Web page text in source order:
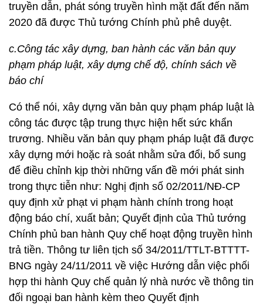
truyền dẫn, phát sóng truyền hình mặt đất đến năm
2020 đã được Thủ tướng Chính phủ phê duyệt.
c.Công tác xây dựng, ban hành các văn bản quy
phạm pháp luật, xây dựng chế độ, chính sách về
báo chí
Có thể nói, xây dựng văn bản quy phạm pháp luật là
công tác được tập trung thực hiện hết sức khẩn
trương. Nhiều văn bản quy phạm pháp luật đã được
xây dựng mới hoặc rà soát nhằm sửa đổi, bổ sung
để điều chỉnh kịp thời những vấn đề mới phát sinh
trong thực tiễn như: Nghị định số 02/2011/NĐ-CP
quy định xử phạt vi phạm hành chính trong hoạt
động báo chí, xuất bản; Quyết định của Thủ tướng
Chính phủ ban hành Quy chế hoạt động truyền hình
trả tiền. Thông tư liên tịch số 34/2011/TTLT-BTTTT-
BNG ngày 24/11/2011 về việc Hướng dẫn việc phối
hợp thi hành Quy chế quản lý nhà nước về thông tin
đối ngoại ban hành kèm theo Quyết định